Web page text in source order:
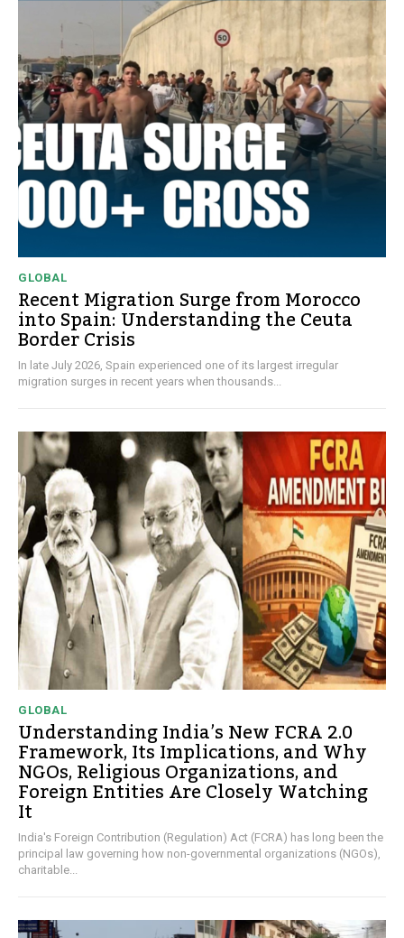
GLOBAL
Recent Migration Surge from Morocco
into Spain: Understanding the Ceuta
Border Crisis
In late July 2026, Spain experienced one of its largest irregular
migration surges in recent years when thousands...
GLOBAL
Understanding India’s New FCRA 2.0
Framework, Its Implications, and Why
NGOs, Religious Organizations, and
Foreign Entities Are Closely Watching
It
India's Foreign Contribution (Regulation) Act (FCRA) has long been the
principal law governing how non-governmental organizations (NGOs),
charitable...